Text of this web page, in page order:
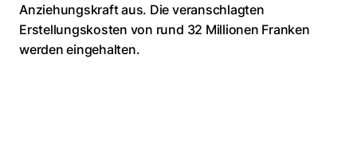
Anziehungskraft aus. Die veranschlagten
Erstellungskosten von rund 32 Millionen Franken
werden eingehalten.